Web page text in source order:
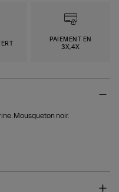
PAIEMENT EN
3X,4X
Mousqueton noir.